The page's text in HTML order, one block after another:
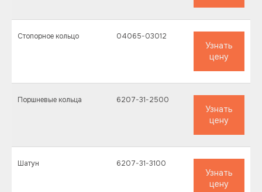
Стопорное кольцо 04065-03012
Узнать
цену
Поршневые кольца 6207-31-2500
Узнать
цену
Шатун 6207-31-3100
Узнать
цену